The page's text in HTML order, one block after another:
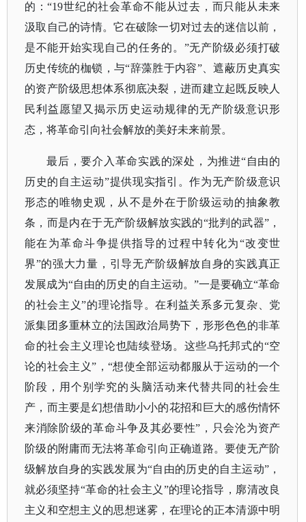
的：“19世纪的社会革命不能从过去，而只能从未来
汲取自己的诗情。它在破除一切对过去的迷信以前，
是不能开始实现自己的任务的。”无产阶级必须打破
历史传统的枷锁，与“辞藻胜于内容”、遮蔽历史真实
的资产阶级思想体系彻底决裂，进而建立起既反映人
民利益愿望又揭示历史运动规律的无产阶级意识形
态，将革命引向社会解放的美好未来前景。
最后，要介入革命实践的深处，为推进“自由的
历史的自主运动”提供现实指引。作为无产阶级意识
形态的唯物史观，从不是外在于阶级运动的抽象教
条，而是内在于无产阶级解放实践的“批判的武器”，
能在为革命斗争提供指导的过程中转化为“改变世
界”的强大力量，引导无产阶级解放自身的实践真正
发展成为“自由的历史的自主运动。”一是要确立“革命
的社会主义”的理论指导。在利益关系多元复杂、党
派集团多重林立的法国政治局势下，形形色色的非革
命的社会主义理论也陆续登场。这些乌托邦式的“空
论的社会主义”，“想使全部运动都服从于运动的一个
阶段，用个别学究的头脑活动来代替共同的社会生
产，而主要是幻想借助小小的花招和巨大的感伤情怀
来消除阶级的革命斗争及其必要性”，只会沦为资产
阶级的附庸而无法将革命引向正确道路。要使无产阶
级解放自身的实践发展为“自由的历史的自主运动”，
就必须坚持“革命的社会主义”的理论指导，廓清改良
主义和空想主义的思想迷雾，在理论的正本清源中明